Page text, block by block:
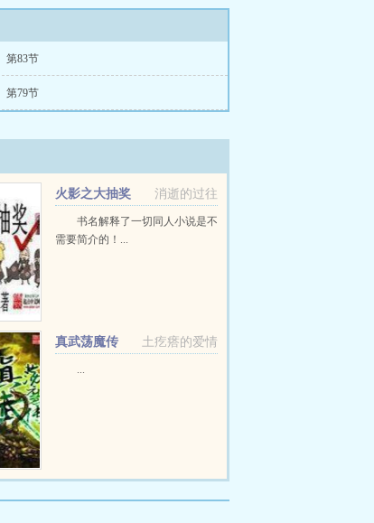
第83节
第79节
消逝的过往
火影之大抽奖
书名解释了一切同人小说是不
需要简介的！...
土疙瘩的爱情
真武荡魔传
...